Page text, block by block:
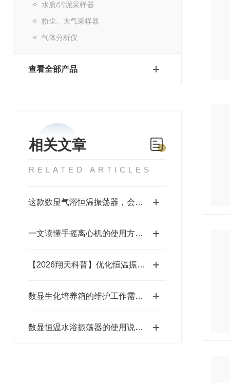
水质/污泥采样器
粉尘、大气采样器
气体分析仪
查看全部产品
相关文章
RELATED ARTICLES
这款数显气浴恒温振荡器，会是你能用到的实验设备吗？
一文读懂手摇离心机的使用方法及其注意事项
【2026翔天科普】优化恒温振荡器的实验设计与效率
数显生化培养箱的维护工作需要做到位
数显恒温水浴振荡器的使用说明，快来学习下吧